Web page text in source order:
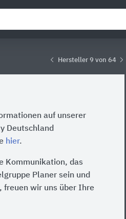
Hersteller 9 von 64
auf unserer
Deutschland
hier.
Kommunikation, das
Planer sein und
freuen wir uns über Ihre